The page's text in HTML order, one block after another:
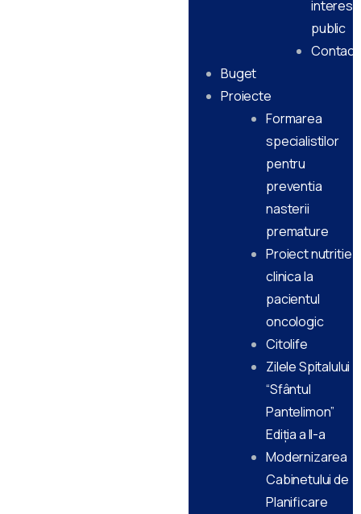
interes
public
Contact
Buget
Proiecte
Formarea
specialistilor
pentru
preventia
nasterii
premature
Proiect nutritie
clinica la
pacientul
oncologic
Citolife
Zilele Spitalului
“Sfântul
Pantelimon”
Ediţia a II-a
Modernizarea
Cabinetului de
Planificare